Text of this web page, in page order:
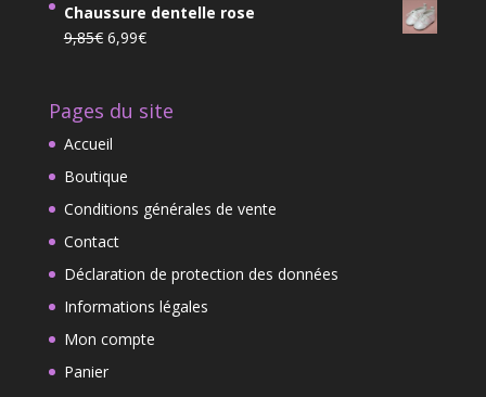
initial
était :
actuel
est :
Chaussure dentelle rose
9,85€ Le
était :
9,85€.
6,99€Le
est :
Pages du site
Accueil
Boutique
Conditions générales de vente
Contact
Déclaration de protection des données
Informations légales
Mon compte
Panier